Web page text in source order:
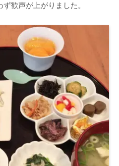
歓声が上がりました。